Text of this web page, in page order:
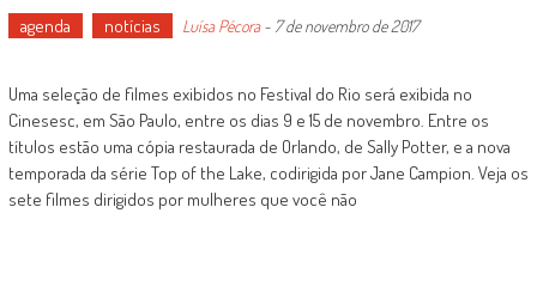
agenda notícias Luísa Pécora- 7 de novembro de 2017
Uma seleção de filmes exibidos no Festival do Rio será exibida no
Cinesesc, em São Paulo, entre os dias 9 e 15 de novembro. Entre os
títulos estão uma cópia restaurada de Orlando, de Sally Potter, e a nova
temporada da série Top of the Lake, codirigida por Jane Campion. Veja os
sete filmes dirigidos por mulheres que você não